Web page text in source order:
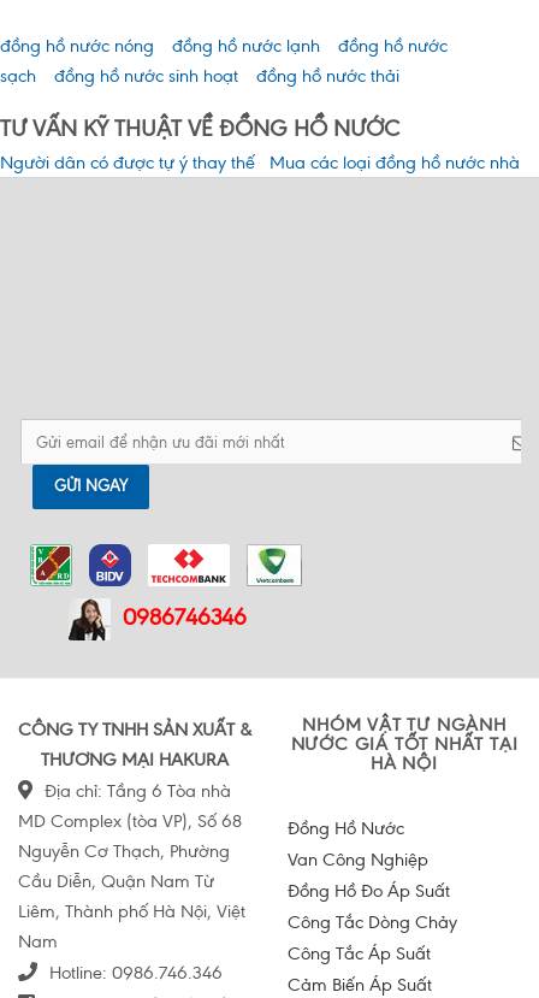
đồng hồ nước nóng đồng hồ nước lạnh
đồng hồ nước
sạch
đồng hồ nước sinh hoạt đồng hồ nước thải
TƯ VẤN KỸ THUẬT VỀ ĐỒNG HỒ NƯỚC
Người dân có được tự ý thay thế
Mua các loại đồng hồ nước nhà
GỬI NGAY
0986746346
CÔNG TY TNHH SẢN XUẤT &
THƯƠNG MẠI HAKURA
Địa chỉ: Tầng 6 Tòa nhà
MD Complex (tòa VP), Số 68
Nguyễn Cơ Thạch, Phường
Cầu Diễn, Quận Nam Từ
Liêm, Thành phố Hà Nội, Việt
Nam
Hotline: 0986.746.346
NHÓM VẬT TƯ NGÀNH
NƯỚC GIÁ TỐT NHẤT TẠI
HÀ NỘI
Đồng Hồ Nước
Van Công Nghiệp
Đồng Hồ Đo Áp Suất
Công Tắc Dòng Chảy
Công Tắc Áp Suất
Cảm Biến Áp Suất